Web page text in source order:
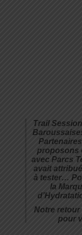
Trail
proposons
avec Parcs
avait
à tester…
la
Notre
pour